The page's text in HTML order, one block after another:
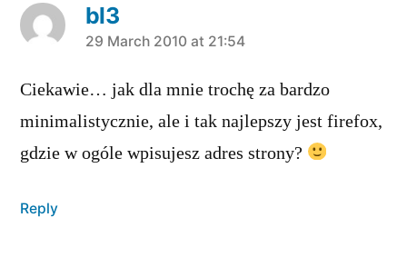
bl3
says:
29 March 2010 at 21:54
Ciekawie… jak dla mnie trochę za bardzo
minimalistycznie, ale i tak najlepszy jest firefox,
gdzie w ogóle wpisujesz adres strony?
Reply